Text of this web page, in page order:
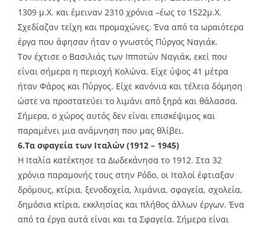
1309 μ.Χ. και έμειναν 2310 χρόνια –έως το 1522μ.Χ.
Σχεδίαζαν τείχη και προμαχώνες. Ένα από τα ωραιότερα
έργα που άφησαν ήταν ο γνωστός Πύργος Ναγιάκ.
Τον έχτισε ο Βασιλιάς των Ιπποτών Ναγιάκ, εκεί που
είναι σήμερα η περιοχή Κολώνα. Είχε ύψος 41 μέτρα
ήταν Φάρος και Πύργος. Είχε κανόνια και τέλεια δόμηση
ώστε να προστατεύει το λιμάνι από ξηρά και θάλασσα.
Σήμερα, ο χώρος αυτός δεν είναι επισκέψιμος και
παραμένει μια ανάμνηση που μας θλίβει.
6.Τα σφαγεία των Ιταλών (1912 – 1945)
Η Ιταλία κατέκτησε τα Δωδεκάνησα το 1912. Στα 32
χρόνια παραμονής τους στην Ρόδο, οι Ιταλοί έφτιαξαν
δρόμους, κτίρια, ξενοδοχεία, λιμάνια, σφαγεία, σχολεία,
δημόσια κτίρια, εκκλησίας και πλήθος άλλων έργων. Ένα
από τα έργα αυτά είναι και τα Σφαγεία. Σήμερα είναι